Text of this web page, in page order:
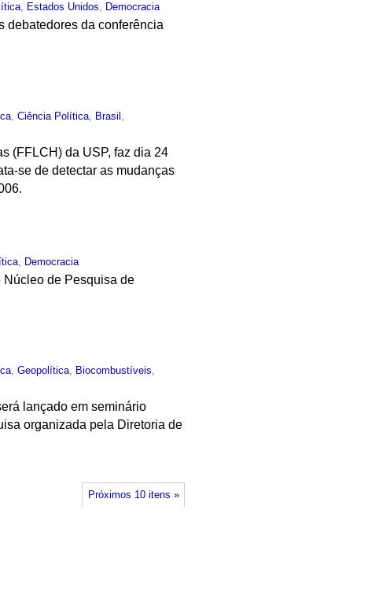
, Estados Unidos, Democracia
debatedores da conferência
,Ciência Política Brasil
(FFLCH) da USP, faz dia 24
se de detectar as mudanças
Democracia
Núcleo de Pesquisa de
,Geopolítica, Biocombustíveis,
lançado em seminário
organizada pela Diretoria de
Próximos 10 itens »